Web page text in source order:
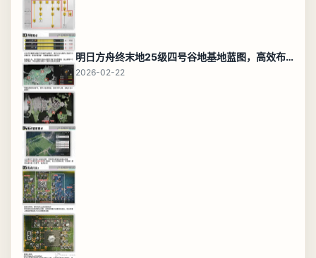
明日方舟终末地25级四号谷地基地蓝图，高效布局规划
2026-02-22